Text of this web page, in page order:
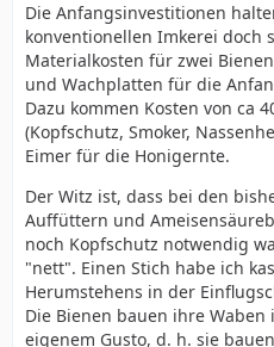
Die Anfangsinvestitionen
konventionellen Imkerei doch
Materialkosten für zwei
und Wachplatten für die
Dazu kommen Kosten von ca
(Kopfschutz, Smoker,
Eimer für die Honigernte.
Der Witz ist, dass bei den
Auffüttern und
noch Kopfschutz notwendig
"nett". Einen Stich habe ich
Herumstehens in der
Die Bienen bauen ihre
eigenem Gusto, d. h. sie